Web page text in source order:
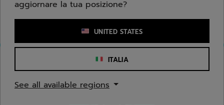
Inserisci una parola chiave o il numero di un articolo
aggiornare la tua posizione?
UNITED STATES
ITALIA
See all available regions